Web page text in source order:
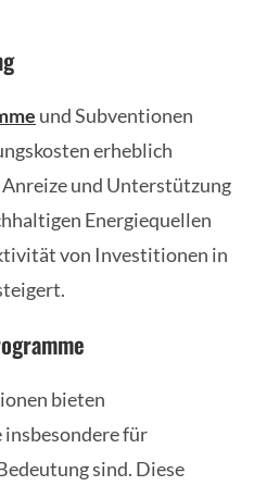
und Subventionen
erheblich
und Unterstützung
Energiequellen
von Investitionen in
bieten
insbesondere für
sind. Diese